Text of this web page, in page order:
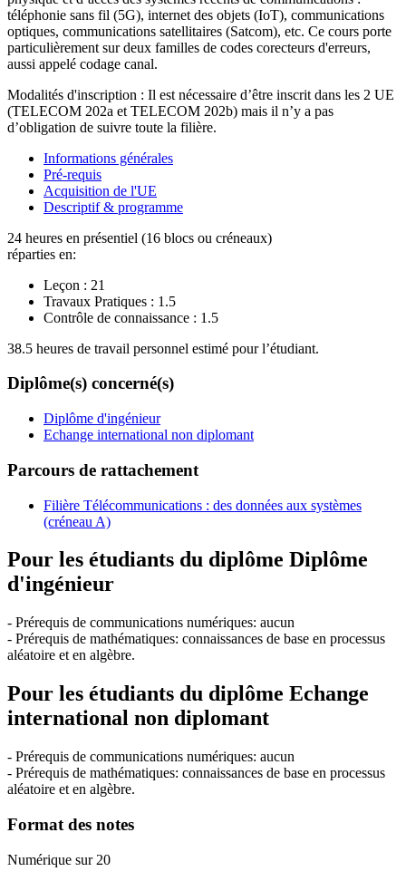
téléphonie sans fil (5G), internet des objets (IoT), communications
optiques, communications satellitaires (Satcom), etc. Ce cours porte
particulièrement sur deux familles de codes corecteurs d'erreurs,
aussi appelé codage canal.
Modalités d'inscription : Il est nécessaire d’être inscrit dans les 2 UE
(TELECOM 202a et TELECOM 202b) mais il n’y a pas
d’obligation de suivre toute la filière.
Informations générales
Pré-requis
Acquisition de l'UE
Descriptif & programme
24 heures en présentiel (16 blocs ou créneaux)
réparties en:
Leçon : 21
Travaux Pratiques : 1.5
Contrôle de connaissance : 1.5
38.5 heures de travail personnel estimé pour l’étudiant.
Diplôme(s) concerné(s)
Diplôme d'ingénieur
Echange international non diplomant
Parcours de rattachement
Filière Télécommunications : des données aux systèmes
(créneau A)
Pour les étudiants du diplôme Diplôme
d'ingénieur
- Prérequis de communications numériques: aucun
- Prérequis de mathématiques: connaissances de base en processus
aléatoire et en algèbre.
Pour les étudiants du diplôme Echange
international non diplomant
- Prérequis de communications numériques: aucun
- Prérequis de mathématiques: connaissances de base en processus
aléatoire et en algèbre.
Format des notes
Numérique sur 20